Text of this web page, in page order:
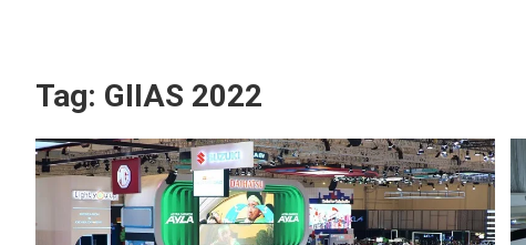
Tag: GIIAS 2022